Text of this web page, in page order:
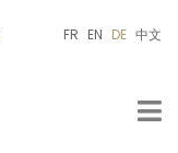
FR EN DE 中文